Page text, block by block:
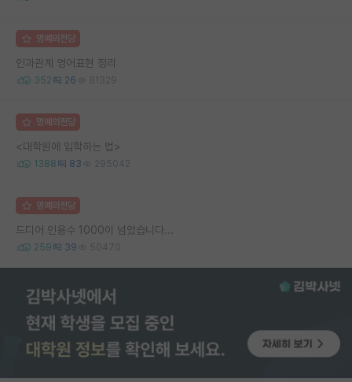
명예의전당
인과관계 영어표현 정리
352 26 81329
명예의전당
<대학원에 입학하는 법>
1388 83 295042
명예의전당
드디어 인용수 1000이 넘었습니다...
259 39 50470